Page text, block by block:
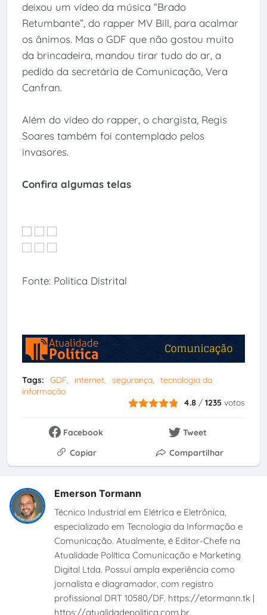
deixou um vídeo da música “Brado
Retumbante”, do rapper MV Bill, para acalmar
os ânimos. Mas o GDF que não gostou muito
da brincadeira, mandou tirar tudo do ar, a
pedido da secretária de Comunicação, Vera
Canfran.
Além do vídeo do rapper, o chargista, Regis
Soares também foi contemplado pelos
invasores.
Confira algumas telas
Fonte: Politica Distrital
Tags: GDF internet segurança
tecnologia da
informação
4.8 /1235 votos
Facebook
Tweet
Copiar
Compartilhar
Emerson Tormann
Técnico Industrial em Elétrica e Eletrônica,
especializado em Tecnologia da Informação e
Comunicação. Atualmente, é Editor-Chefe na
Atualidade Política Comunicação e Marketing
Digital Ltda. Possui ampla experiência como
jornalista e diagramador, com registro
profissional DRT 10580/DF. https://etormann.tk |
https://atualidadepolitica.com.br